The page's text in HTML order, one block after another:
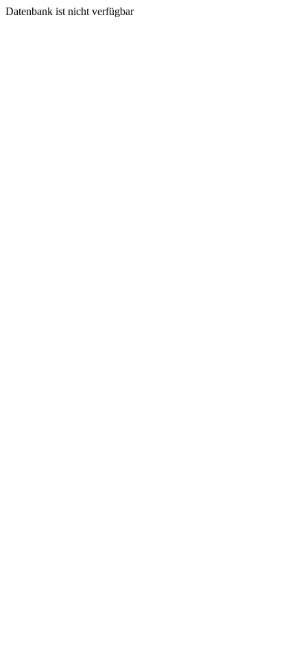
Datenbank ist nicht verfügbar